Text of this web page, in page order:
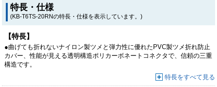
特長・仕様
(KB-T6TS-20RNの特長・仕様を表示しています。)
【特長】
●曲げても折れないナイロン製ツメと弾力性に優れたPVC製ツメ折れ防止
カバー、性能が見える透明構造ポリカーボネートコネクタで、信頼の三重
構造です。
●伝送速度1000Mbps（1Gbps）のギガビットイーサネットに完全対応し
特長をすべて見る